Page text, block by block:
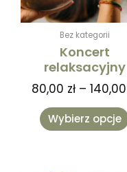
Bez kategorii
Koncert
relaksacyjny
80,00 zł – 140,00
Wybierz opcje